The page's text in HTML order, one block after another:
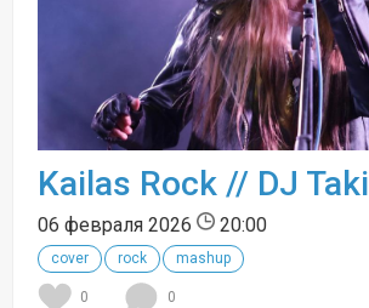
Kailas Rock // DJ Taki
06 февраля 2026 20:00
cover rock mashup
0 0